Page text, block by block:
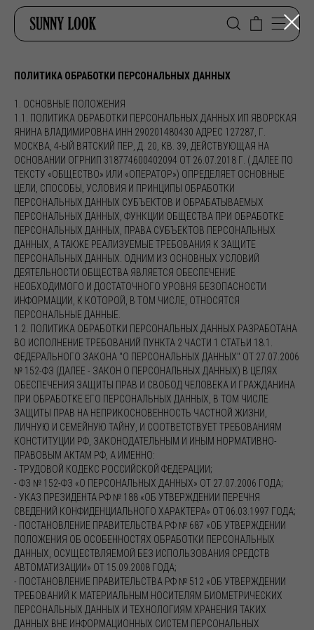
ПОЛИТИКА ОБРАБОТКИ ПЕРСОНАЛЬНЫХ ДАННЫХ
1. ОСНОВНЫЕ ПОЛОЖЕНИЯ
1.1. ПОЛИТИКА ОБРАБОТКИ ПЕРСОНАЛЬНЫХ ДАННЫХ ИП ЯВОРСКАЯ
ЯНИНА ВЛАДИМИРОВНА ИНН 290201480430 АДРЕС 127287, Г.
МОСКВА, 4-ЫЙ ВЯТСКИЙ ПЕР, Д. 20, КВ. 39, ДЕЙСТВУЮЩАЯ НА
ОСНОВАНИИ ОГРНИП 318774600402094 ОТ 26.07.2018 Г. ( ДАЛЕЕ ПО
ТЕКСТУ «ОБЩЕСТВО» ИЛИ «ОПЕРАТОР») ОПРЕДЕЛЯЕТ ОСНОВНЫЕ
ЦЕЛИ, СПОСОБЫ, УСЛОВИЯ И ПРИНЦИПЫ ОБРАБОТКИ
ПЕРСОНАЛЬНЫХ ДАННЫХ СУБЪЕКТОВ И ОБРАБАТЫВАЕМЫХ
ПЕРСОНАЛЬНЫХ ДАННЫХ, ФУНКЦИИ ОБЩЕСТВА ПРИ ОБРАБОТКЕ
ПЕРСОНАЛЬНЫХ ДАННЫХ, ПРАВА СУБЪЕКТОВ ПЕРСОНАЛЬНЫХ
ДАННЫХ, А ТАКЖЕ РЕАЛИЗУЕМЫЕ ТРЕБОВАНИЯ К ЗАЩИТЕ
ПЕРСОНАЛЬНЫХ ДАННЫХ. ОДНИМ ИЗ ОСНОВНЫХ УСЛОВИЙ
ДЕЯТЕЛЬНОСТИ ОБЩЕСТВА ЯВЛЯЕТСЯ ОБЕСПЕЧЕНИЕ
НЕОБХОДИМОГО И ДОСТАТОЧНОГО УРОВНЯ БЕЗОПАСНОСТИ
ИНФОРМАЦИИ, К КОТОРОЙ, В ТОМ ЧИСЛЕ, ОТНОСЯТСЯ
ПЕРСОНАЛЬНЫЕ ДАННЫЕ.
1.2. ПОЛИТИКА ОБРАБОТКИ ПЕРСОНАЛЬНЫХ ДАННЫХ РАЗРАБОТАНА
ВО ИСПОЛНЕНИЕ ТРЕБОВАНИЙ ПУНКТА 2 ЧАСТИ 1 СТАТЬИ 18.1.
ФЕДЕРАЛЬНОГО ЗАКОНА "О ПЕРСОНАЛЬНЫХ ДАННЫХ" ОТ 27.07.2006
№ 152-ФЗ (ДАЛЕЕ - ЗАКОН О ПЕРСОНАЛЬНЫХ ДАННЫХ) В ЦЕЛЯХ
ОБЕСПЕЧЕНИЯ ЗАЩИТЫ ПРАВ И СВОБОД ЧЕЛОВЕКА И ГРАЖДАНИНА
ПРИ ОБРАБОТКЕ ЕГО ПЕРСОНАЛЬНЫХ ДАННЫХ, В ТОМ ЧИСЛЕ
ЗАЩИТЫ ПРАВ НА НЕПРИКОСНОВЕННОСТЬ ЧАСТНОЙ ЖИЗНИ,
ЛИЧНУЮ И СЕМЕЙНУЮ ТАЙНУ, И СООТВЕТСТВУЕТ ТРЕБОВАНИЯМ
КОНСТИТУЦИИ РФ, ЗАКОНОДАТЕЛЬНЫМ И ИНЫМ НОРМАТИВНО-
ПРАВОВЫМ АКТАМ РФ, А ИМЕННО:
- ТРУДОВОЙ КОДЕКС РОССИЙСКОЙ ФЕДЕРАЦИИ;
- ФЗ № 152-ФЗ «О ПЕРСОНАЛЬНЫХ ДАННЫХ» ОТ 27.07.2006 ГОДА;
- УКАЗ ПРЕЗИДЕНТА РФ № 188 «ОБ УТВЕРЖДЕНИИ ПЕРЕЧНЯ
СВЕДЕНИЙ КОНФИДЕНЦИАЛЬНОГО ХАРАКТЕРА» ОТ 06.03.1997 ГОДА;
- ПОСТАНОВЛЕНИЕ ПРАВИТЕЛЬСТВА РФ № 687 «ОБ УТВЕРЖДЕНИИ
ПОЛОЖЕНИЯ ОБ ОСОБЕННОСТЯХ ОБРАБОТКИ ПЕРСОНАЛЬНЫХ
ДАННЫХ, ОСУЩЕСТВЛЯЕМОЙ БЕЗ ИСПОЛЬЗОВАНИЯ СРЕДСТВ
АВТОМАТИЗАЦИИ» ОТ 15.09.2008 ГОДА;
- ПОСТАНОВЛЕНИЕ ПРАВИТЕЛЬСТВА РФ № 512 «ОБ УТВЕРЖДЕНИИ
ТРЕБОВАНИЙ К МАТЕРИАЛЬНЫМ НОСИТЕЛЯМ БИОМЕТРИЧЕСКИХ
ПЕРСОНАЛЬНЫХ ДАННЫХ И ТЕХНОЛОГИЯМ ХРАНЕНИЯ ТАКИХ
ДАННЫХ ВНЕ ИНФОРМАЦИОННЫХ СИСТЕМ ПЕРСОНАЛЬНЫХ